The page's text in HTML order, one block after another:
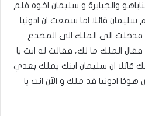
والجبابرة و سليمان اخوه فلم
قائلا اما سمعت ان ادونيا
فدخلت الى الملك الى المخدع
الملك ما لك، فقالت له انت يا
قائلا ان سليمان ابنك يملك بعدي
ادونيا قد ملك و الآن انت يا